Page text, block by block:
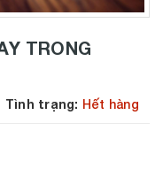
TRONG
trạng: Hết hàng